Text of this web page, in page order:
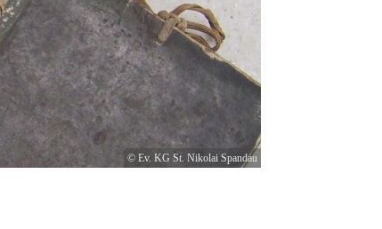
© Ev. KG St. Nikolai Spandau